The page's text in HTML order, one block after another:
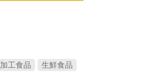
加工食品 生鮮食品